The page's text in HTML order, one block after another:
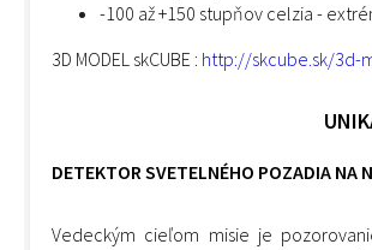
-100 až +150 stupňov celzia -
3D MODEL skCUBE : http://skcube.sk/3d-
DETEKTOR SVETELNÉHO POZADIA NA
Vedeckým cieľom misie je